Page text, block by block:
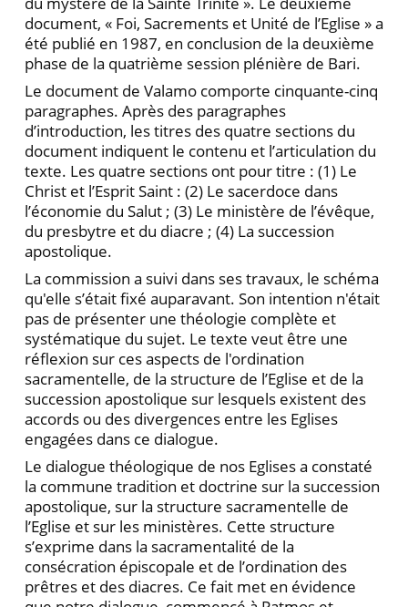
document, « Foi, Sacrements et Unité de l’Eglise » a
été publié en 1987, en conclusion de la deuxième
phase de la quatrième session plénière de Bari.
Le document de Valamo comporte cinquante-cinq
paragraphes. Après des paragraphes
d’introduction, les titres des quatre sections du
document indiquent le contenu et l’articulation du
texte. Les quatre sections ont pour titre : (1) Le
Christ et l’Esprit Saint : (2) Le sacerdoce dans
l’économie du Salut ; (3) Le ministère de l’évêque,
du presbytre et du diacre ; (4) La succession
apostolique.
La commission a suivi dans ses travaux, le schéma
qu'elle s’était fixé auparavant. Son intention n'était
pas de présenter une théologie complète et
systématique du sujet. Le texte veut être une
réflexion sur ces aspects de l'ordination
sacramentelle, de la structure de l’Eglise et de la
succession apostolique sur lesquels existent des
accords ou des divergences entre les Eglises
engagées dans ce dialogue.
Le dialogue théologique de nos Eglises a constaté
la commune tradition et doctrine sur la succession
apostolique, sur la structure sacramentelle de
l’Eglise et sur les ministères. Cette structure
s’exprime dans la sacramentalité de la
consécration épiscopale et de l’ordination des
prêtres et des diacres. Ce fait met en évidence